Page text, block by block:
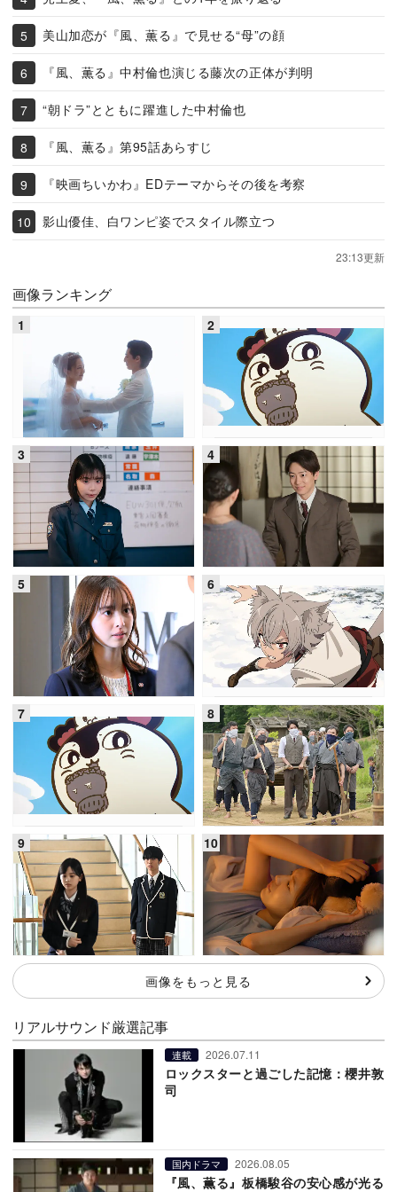
美山加恋が『風、薫る』で見せる“母”の顔
『風、薫る』中村倫也演じる藤次の正体が判明
“朝ドラ”とともに躍進した中村倫也
『風、薫る』第95話あらすじ
『映画ちいかわ』EDテーマからその後を考察
影山優佳、白ワンピ姿でスタイル際立つ
23:13更新
画像ランキング
画像をもっと見る
リアルサウンド厳選記事
連載 2026.07.11
ロックスターと過ごした記憶：櫻井敦
司
国内ドラマ 2026.08.05
『風、薫る』板橋駿谷の安心感が光る